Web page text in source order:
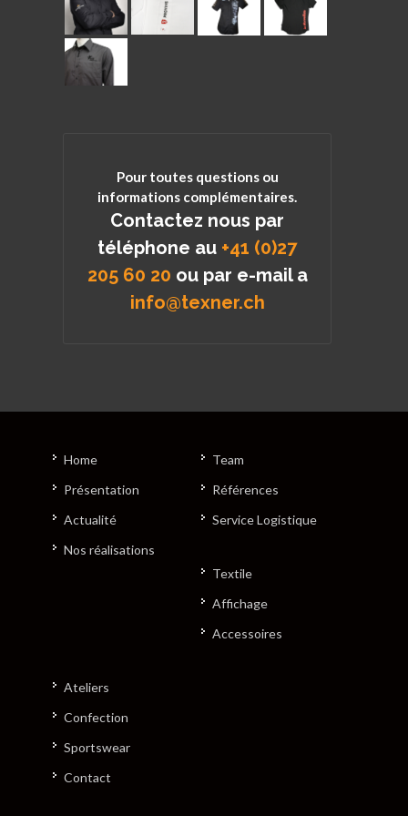
Pour toutes questions ou
informations complémentaires.
Contactez nous par
téléphone au +41 (0)27
205 60 20 ou par e-mail a
info@texner.ch
Home
Présentation
Actualité
Nos réalisations
Team
Références
Service Logistique
Textile
Affichage
Accessoires
Ateliers
Confection
Sportswear
Contact